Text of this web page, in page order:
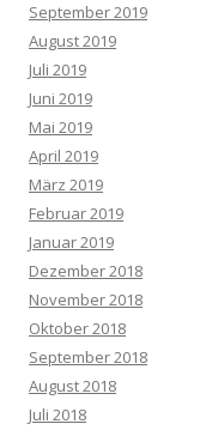
September 2019
August 2019
Juli 2019
Juni 2019
Mai 2019
April 2019
März 2019
Februar 2019
Januar 2019
Dezember 2018
November 2018
Oktober 2018
September 2018
August 2018
Juli 2018